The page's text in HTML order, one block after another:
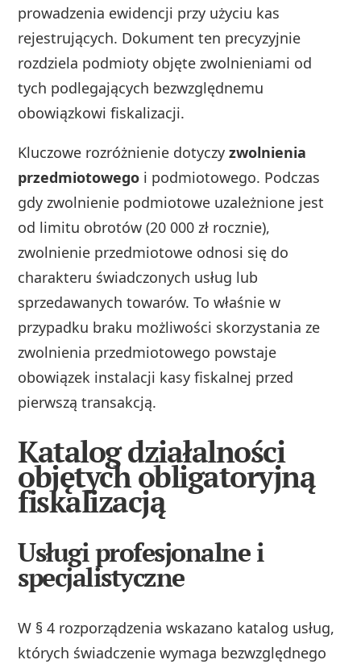
prowadzenia ewidencji przy użyciu kas
rejestrujących. Dokument ten precyzyjnie
rozdziela podmioty objęte zwolnieniami od
tych podlegających bezwzględnemu
obowiązkowi fiskalizacji.
Kluczowe rozróżnienie dotyczyzwolnienia
przedmiotowego i podmiotowego. Podczas
gdy zwolnienie podmiotowe uzależnione jest
od limitu obrotów (20 000 zł rocznie),
zwolnienie przedmiotowe odnosi się do
charakteru świadczonych usług lub
sprzedawanych towarów. To właśnie w
przypadku braku możliwości skorzystania ze
zwolnienia przedmiotowego powstaje
obowiązek instalacji kasy fiskalnej przed
pierwszą transakcją.
Katalog działalności
objętych obligatoryjną
fiskalizacją
Usługi profesjonalne i
specjalistyczne
W § 4 rozporządzenia wskazano katalog usług,
których świadczenie wymaga bezwzględnego